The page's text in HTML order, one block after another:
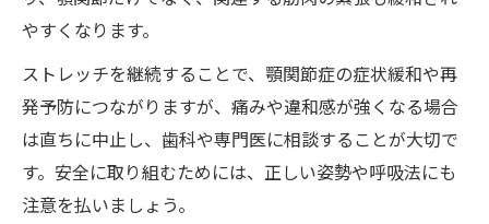
やすくなります。
ストレッチを継続することで、顎関節症の症状緩和や再
発予防につながりますが、痛みや違和感が強くなる場合
は直ちに中止し、歯科や専門医に相談することが大切で
す。安全に取り組むためには、正しい姿勢や呼吸法にも
注意を払いましょう。